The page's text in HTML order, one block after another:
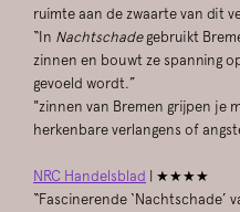
ruimte aan de zwaarte van dit
“In Nachtschade gebruikt
zinnen en bouwt ze spanning
gevoeld wordt.”
"zinnen van Bremen grijpen je
herkenbare verlangens of
NRC Handelsblad | ★★★★
“Fascinerende ‘Nachtschade’